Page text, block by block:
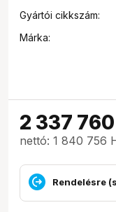
Gyártói cikkszám:
Márka:
2 337 760
nettó: 1 840 756
Rendelésre